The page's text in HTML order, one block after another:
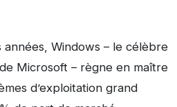
Windows – le célèbre
Microsoft – règne en maître
d’exploitation grand